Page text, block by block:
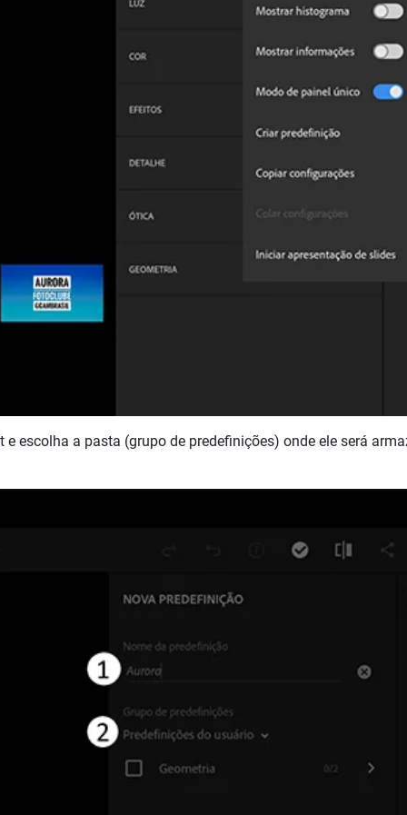
escolha a pasta (grupo de predefinições) onde ele será